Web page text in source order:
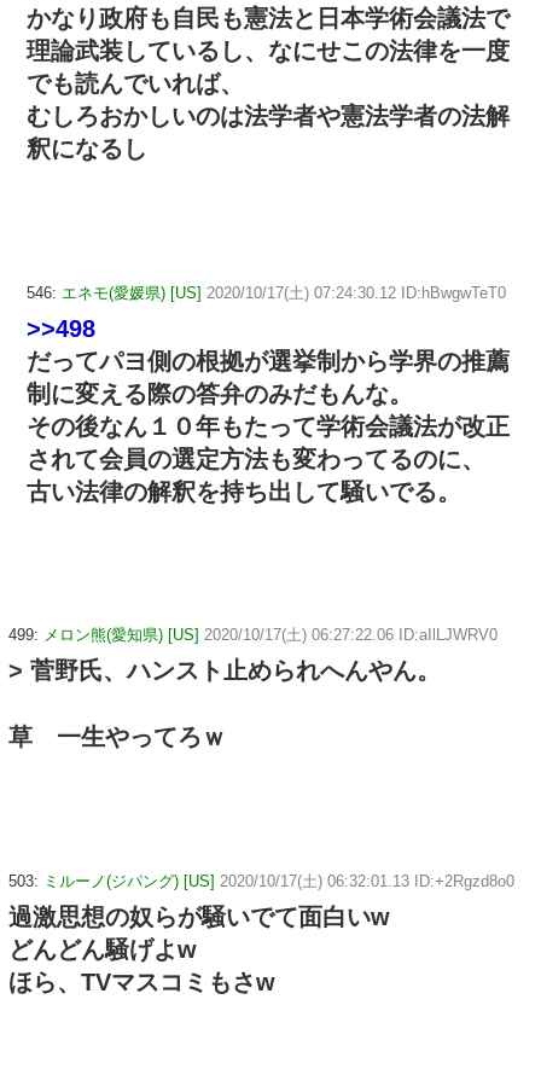
かなり政府も自民も憲法と日本学術会議法で
理論武装しているし、なにせこの法律を一度
でも読んでいれば、
むしろおかしいのは法学者や憲法学者の法解
釈になるし
546: エネモ(愛媛県) [US] 2020/10/17(土) 07:24:30.12 ID:hBwgwTeT0
>>498
だってパヨ側の根拠が選挙制から学界の推薦
制に変える際の答弁のみだもんな。
その後なん１０年もたって学術会議法が改正
されて会員の選定方法も変わってるのに、
古い法律の解釈を持ち出して騒いでる。
499: メロン熊(愛知県) [US] 2020/10/17(土) 06:27:22.06 ID:aIlLJWRV0
> 菅野氏、ハンスト止められへんやん。
草 一生やってろｗ
503: ミルーノ(ジパング) [US] 2020/10/17(土) 06:32:01.13 ID:+2Rgzd8o0
過激思想の奴らが騒いでて面白いw
どんどん騒げよw
ほら、TVマスコミもさw